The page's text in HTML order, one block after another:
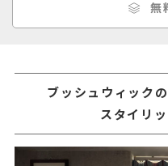
無
ブッシュウィック
スタイリ